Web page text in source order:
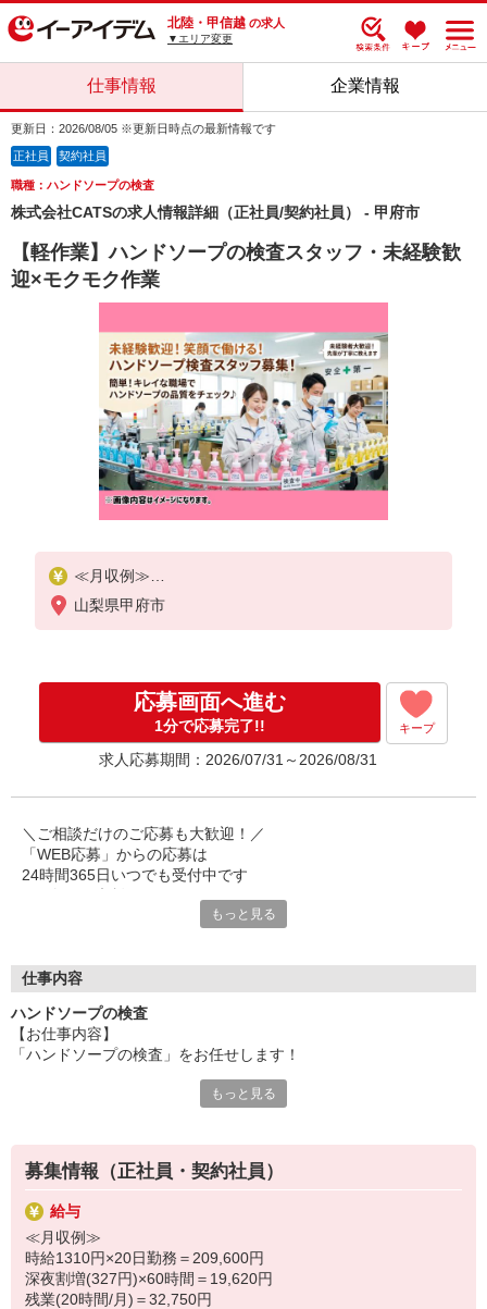
北陸・甲信越 の求人
▼エリア変更
仕事情報 企業情報
更新日：2026/08/05 ※更新日時点の最新情報です
正社員 契約社員
職種：ハンドソープの検査
株式会社CATSの求人情報詳細（正社員/契約社員） - 甲府市
【軽作業】ハンドソープの検査スタッフ・未経験歓
迎×モクモク作業
≪月収例≫
時給1310円×20日勤務＝209,600円
深夜割増(327円)×60時間＝19,620円
【合計】291,970円
山梨県甲府市
応募画面へ進む
1分で応募完了!! キープ
求人応募期間：2026/07/31～2026/08/31
＼ご相談だけのご応募も大歓迎！／
「WEB応募」からの応募は
24時間365日いつでも受付中です
もっと見る
仕事内容
ハンドソープの検査
【お仕事内容】
「ハンドソープの検査」をお任せします！
・傷、汚れ、欠け等が無いかの目視チェック
・不良品を仕分けする
このようなお仕事です！
手順さえ覚えたら誰でも出来る簡単作業
スキルや経験なども必要ありません
必要なのは集中力とコツコツ作業の忍耐力のみ◎
もっと見る
募集情報（正社員・契約社員）
給与
≪月収例≫
時給1310円×20日勤務＝209,600円
深夜割増(327円)×60時間＝19,620円
残業(20時間/月)＝32,750円